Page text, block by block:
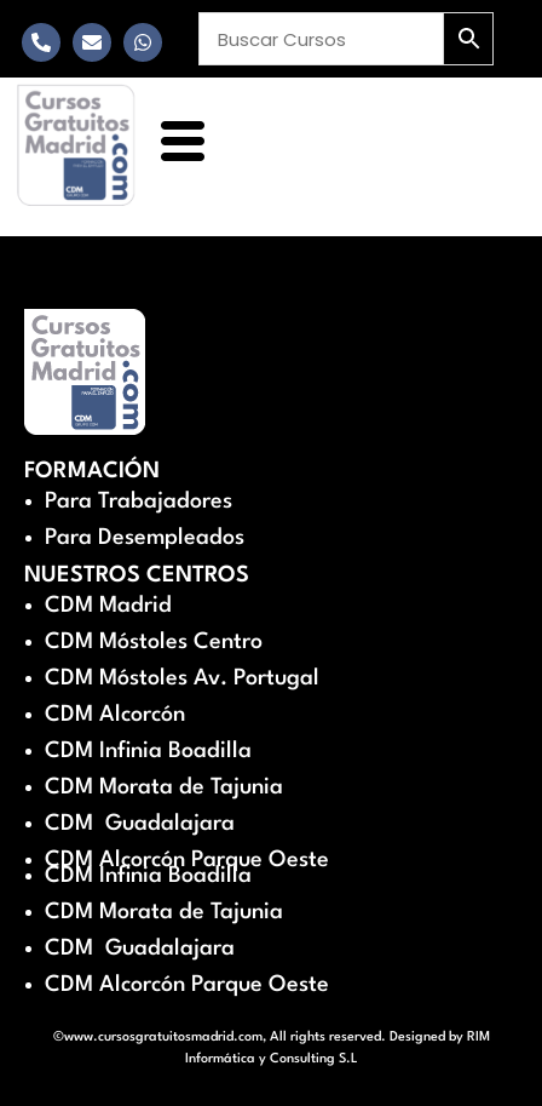
FORMACIÓN
Para Trabajadores
Para Desempleados
NUESTROS CENTROS
CDM Madrid
CDM Móstoles Centro
CDM Móstoles Av. Portugal
CDM Alcorcón
CDM Infinia Boadilla
CDM Morata de Tajunia
CDM Guadalajara
CDM Alcorcón Parque Oeste
CDM Infinia Boadilla
CDM Morata de Tajunia
CDM Guadalajara
CDM Alcorcón Parque Oeste
©www.cursosgratuitosmadrid.com, All rights reserved. Designed by RIM
Informática y Consulting S.L